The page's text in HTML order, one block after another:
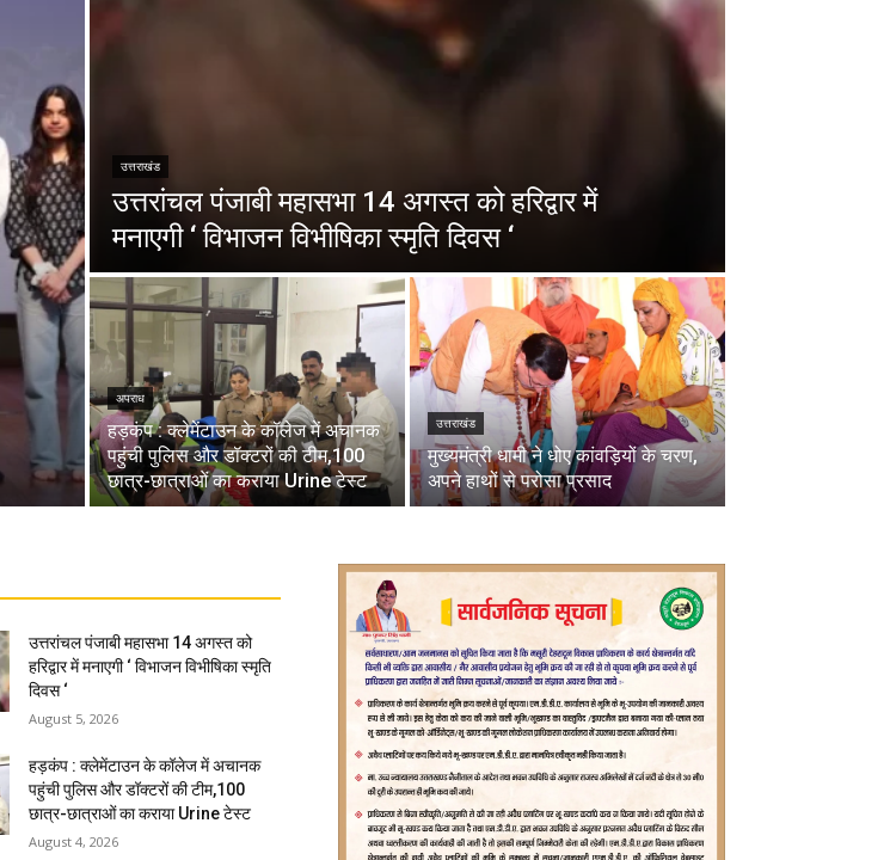
उत्तराखंड
उत्तरांचल पंजाबी महासभा 14 अगस्त को हरिद्वार में
मनाएगी ‘ विभाजन विभीषिका स्मृति दिवस ‘
अपराध
हड़कंप : क्लेमेंटाउन के कॉलेज में अचानक
पहुंची पुलिस और डॉक्टरों की टीम,100
छात्र-छात्राओं का कराया Urine टेस्ट
उत्तराखंड
मुख्यमंत्री धामी ने धोए कांवड़ियों के चरण,
अपने हाथों से परोसा प्रसाद
उत्तरांचल पंजाबी महासभा 14 अगस्त को
हरिद्वार में मनाएगी ‘ विभाजन विभीषिका स्मृति
दिवस ‘
August 5, 2026
हड़कंप : क्लेमेंटाउन के कॉलेज में अचानक
पहुंची पुलिस और डॉक्टरों की टीम,100
छात्र-छात्राओं का कराया Urine टेस्ट
August 4, 2026